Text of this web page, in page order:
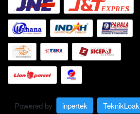
Powered by inpertek TeknikLoak